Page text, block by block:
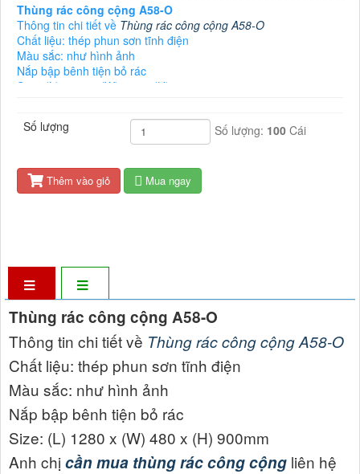
Thùng rác công cộng A58-O
Thông tin chi tiết về Thùng rác công cộng A58-O
Chất liệu: thép phun sơn tĩnh điện
Màu sắc: như hình ảnh
Nắp bập bênh tiện bỏ rác
Size: (L) 1280 x (W) 480 x (H) 900mm
Số lượng Số lượng: 100 Cái
Thêm vào giỏ Mua ngay
Thùng rác công cộng A58-O
Thông tin chi tiết về Thùng rác công cộng A58-O
Chất liệu: thép phun sơn tĩnh điện
Màu sắc: như hình ảnh
Nắp bập bênh tiện bỏ rác
Size: (L) 1280 x (W) 480 x (H) 900mm
Anh chị cần mua thùng rác công cộng liên hệ